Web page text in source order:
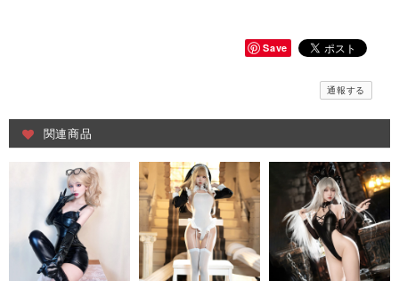
Save
通報する
関連商品